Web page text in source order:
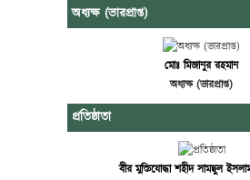
অধ্যক্ষ (ভারপ্রাপ্ত)
মোঃ মিজানুর রহমান
অধ্যক্ষ (ভারপ্রাপ্ত)
প্রতিষ্ঠাতা
বীর মুক্তিযোদ্ধা শহীদ সামছুল